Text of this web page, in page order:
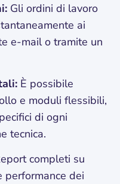
Gli ordini di lavoro
ai
e-mail o tramite un
È possibile
e moduli flessibili,
di ogni
tecnica.
completi su
performance dei